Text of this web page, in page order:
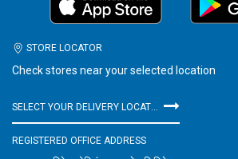
STORE LOCATOR
Check stores near your selected location
SELECT YOUR DELIVERY LOCATION
REGISTERED OFFICE ADDRESS